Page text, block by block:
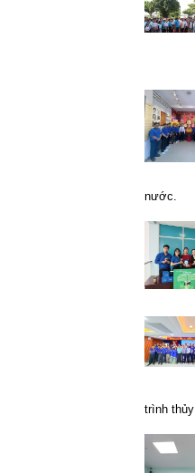
nước.
trình